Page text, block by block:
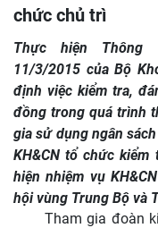
chức chủ trì
Thực hiện Thông
11/3/2015 của Bộ
định việc kiểm tra,
đồng trong quá trình
gia sử dụng ngân
KH&CN tổ chức
hiện nhiệm vụ
hội vùng Trung Bộ và
Tham gia đoàn